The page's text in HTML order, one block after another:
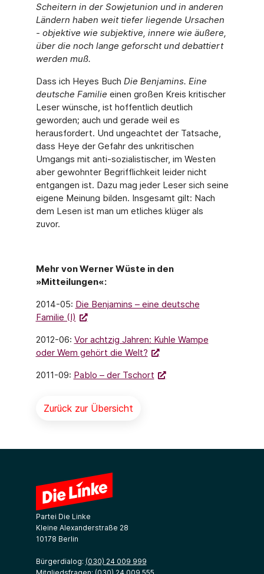
Scheitern in der Sowjetunion und in anderen
Ländern haben weit tiefer liegende Ursachen
- objektive wie subjektive, innere wie äußere,
über die noch lange geforscht und debattiert
werden muß.
Dass ich Heyes Buch Die Benjamins. Eine
deutsche Familie einen großen Kreis kritischer
Leser wünsche, ist hoffentlich deutlich
geworden; auch und gerade weil es
herausfordert. Und ungeachtet der Tatsache,
dass Heye der Gefahr des unkritischen
Umgangs mit anti-sozialistischer, im Westen
aber gewohnter Begrifflichkeit leider nicht
entgangen ist. Dazu mag jeder Leser sich seine
eigene Meinung bilden. Insgesamt gilt: Nach
dem Lesen ist man um etliches klüger als
zuvor.
Mehr von Werner Wüste in den
»Mitteilungen«:
2014-05: Die Benjamins – eine deutsche
Familie (I)
2012-06: Vor achtzig Jahren: Kuhle Wampe
oder Wem gehört die Welt?
2011-09: Pablo – der Tschort
Zurück zur Übersicht
Partei Die Linke
Kleine Alexanderstraße 28
10178 Berlin
Bürgerdialog: (030) 24 009 999